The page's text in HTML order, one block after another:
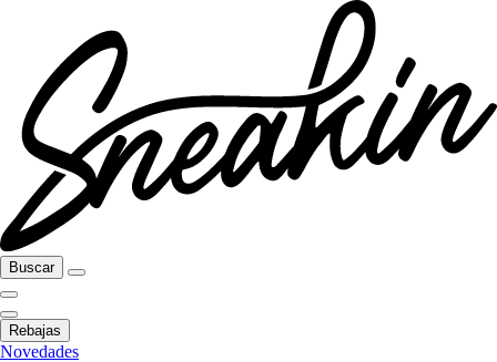
Buscar
Rebajas
Novedades